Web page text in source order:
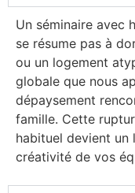
Un séminaire avec
se résume pas à
ou un logement
globale que nous
dépaysement
famille. Cette
habituel devient un
créativité de vos